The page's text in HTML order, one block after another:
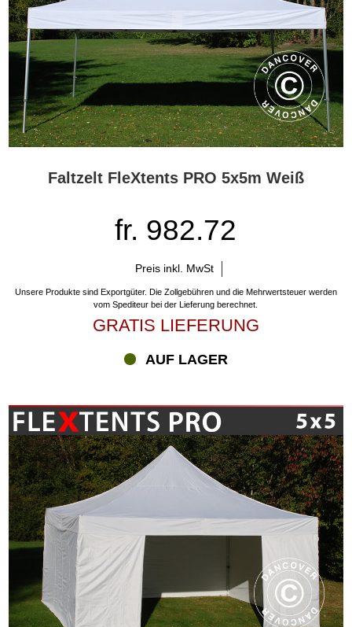
Faltzelt FleXtents PRO 5x5m Weiß
fr. 982.72
Preis inkl. MwSt
Unsere Produkte sind Exportgüter. Die Zollgebühren und die Mehrwertsteuer werden
vom Spediteur bei der Lieferung berechnet.
GRATIS LIEFERUNG
AUF LAGER